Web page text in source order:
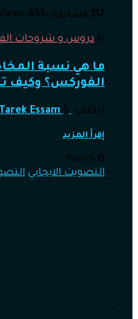
117 مشاركات451
in دروس و شروحات
ما هي نسبة
الفوركس؟ وكيف
الكاتب Essam 5 أغسطس، 2026, 12:38 م
إقرأ المزيد
0
التصويت الايجابي